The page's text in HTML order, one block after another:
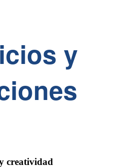
y
creatividad